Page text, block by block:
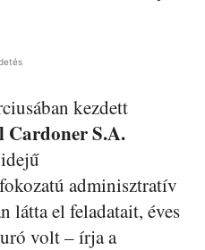
kezdett
S.A.
adminisztratív
látta el feladatait, éves
volt – írja a